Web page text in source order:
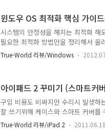
요하게 된다. 이번에 국내 업체인 다
윈도우 OS 최적화 핵심 가이
시스템의 안정성을 해치는 최적화
필요한 최적화 방법만을 정리해서 올
로만.. 순서도를 보고 자신에게 필요
또한 요즘 유행하고 있는 SSD 장착
기전에 아래 손가락 좀 눌러서 응원
True-World 리뷰/Windows
아이패드 2 꾸미기 (스마트커
구입 비용도 비싸지만 수리시 발생하
잘 쓰기위해 케이스와 스마트 커버
입때부터 생각하고 있었지만 가죽제
원)도 저렴하다고는 말할 수 없다.
True-World 리뷰/iPad 2 2011.06.18